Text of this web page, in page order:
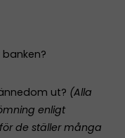
ut? (Alla
enligt
de ställer många